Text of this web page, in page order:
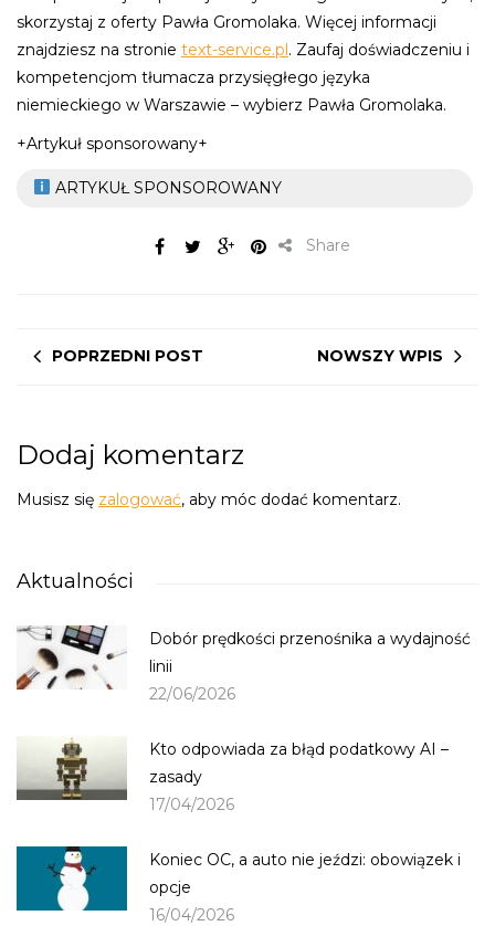
skorzystaj z oferty Pawła Gromolaka. Więcej informacji
znajdziesz na stronie text-service.pl. Zaufaj doświadczeniu i
kompetencjom tłumacza przysięgłego języka
niemieckiego w Warszawie – wybierz Pawła Gromolaka.
+Artykuł sponsorowany+
ARTYKUŁ SPONSOROWANY
Share
POPRZEDNI POST NOWSZY WPIS
Dodaj komentarz
Musisz się zalogować, aby móc dodać komentarz.
Aktualności
Dobór prędkości przenośnika a wydajność
linii
22/06/2026
Kto odpowiada za błąd podatkowy AI –
zasady
17/04/2026
Koniec OC, a auto nie jeździ: obowiązek i
opcje
16/04/2026